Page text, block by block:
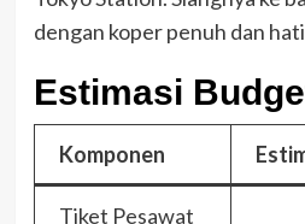
dengan koper penuh dan
Estimasi
Komponen
Tiket Pesawat